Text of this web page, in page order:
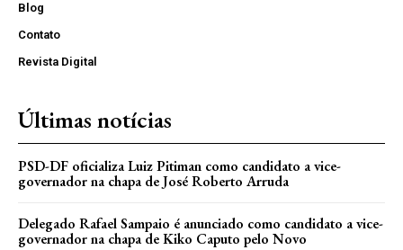
Blog
Contato
Revista Digital
Últimas notícias
PSD-DF oficializa Luiz Pitiman como candidato a vice-
governador na chapa de José Roberto Arruda
Delegado Rafael Sampaio é anunciado como candidato a vice-
governador na chapa de Kiko Caputo pelo Novo